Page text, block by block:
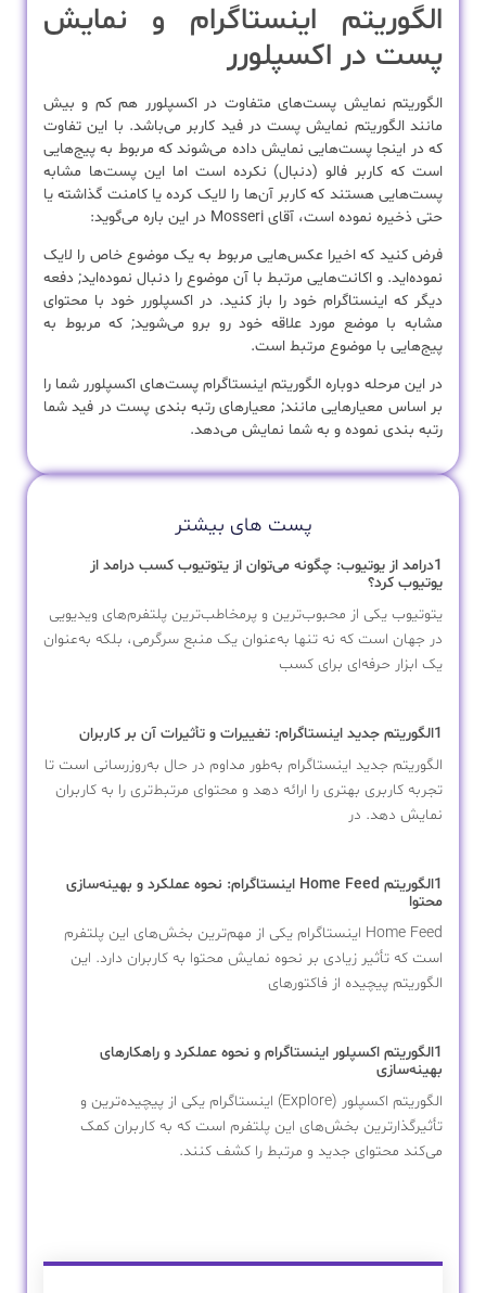
الگوریتم اینستاگرام و نمایش
پست در اکسپلورر
الگوریتم نمایش پست‌های متفاوت در اکسپلورر هم کم و بیش
مانند الگوریتم نمایش پست در فید کاربر می‌باشد. با این تفاوت
که در اینجا پست‌هایی نمایش داده می‌شوند که مربوط به پیج‌هایی
است که کاربر فالو (دنبال) نکرده است اما این پست‌ها مشابه
پست‌هایی هستند که کاربر آن‌ها را لایک کرده یا کامنت گذاشته یا
حتی ذخیره نموده است، آقای Mosseri در این باره می‌گوید:
فرض کنید که اخیرا عکس‌هایی مربوط به یک موضوع خاص را لایک
نموده‌اید. و اکانت‌هایی مرتبط با آن موضوع را دنبال نموده‌اید; دفعه
دیگر که اینستاگرام خود را باز کنید. در اکسپلورر خود با محتوای
مشابه با موضع مورد علاقه خود رو برو می‌شوید; که مربوط به
پیج‌هایی با موضوع مرتبط است.
در این مرحله دوباره الگوریتم اینستاگرام پست‌های اکسپلورر شما را
بر اساس معیار‌هایی مانند; معیارهای رتبه بندی پست در فید شما
رتبه بندی نموده و به شما نمایش می‌دهد.
پست های بیشتر
1درامد از یوتیوب: چگونه می‌توان از یتوتیوب کسب درامد از
یوتیوب کرد؟
یتوتیوب یکی از محبوب‌ترین و پرمخاطب‌ترین پلتفرم‌های ویدیویی
در جهان است که نه تنها به‌عنوان یک منبع سرگرمی، بلکه به‌عنوان
یک ابزار حرفه‌ای برای کسب
1الگوریتم جدید اینستاگرام: تغییرات و تأثیرات آن بر کاربران
الگوریتم جدید اینستاگرام به‌طور مداوم در حال به‌روزرسانی است تا
تجربه کاربری بهتری را ارائه دهد و محتوای مرتبط‌تری را به کاربران
نمایش دهد. در
1الگوریتم Home Feed اینستاگرام: نحوه عملکرد و بهینه‌سازی
محتوا
Home Feed اینستاگرام یکی از مهم‌ترین بخش‌های این پلتفرم
است که تأثیر زیادی بر نحوه نمایش محتوا به کاربران دارد. این
الگوریتم پیچیده از فاکتورهای
1الگوریتم اکسپلور اینستاگرام و نحوه عملکرد و راهکارهای
بهینه‌سازی
الگوریتم اکسپلور (Explore) اینستاگرام یکی از پیچیده‌ترین و
تأثیرگذارترین بخش‌های این پلتفرم است که به کاربران کمک
می‌کند محتوای جدید و مرتبط را کشف کنند.